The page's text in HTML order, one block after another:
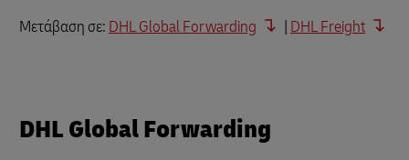
Μετάβαση σε: DHL Global Forwarding | DHL Freight
DHL Global Forwarding